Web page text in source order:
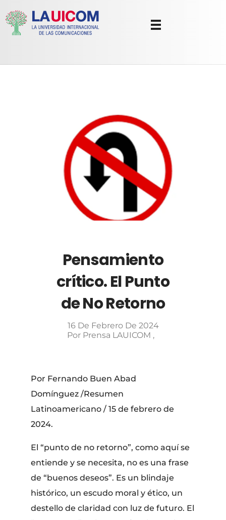
Pensamiento
crítico. El Punto
de No Retorno
16 De Febrero De 2024
Por Prensa LAUICOM
Por Fernando Buen Abad
Domínguez /Resumen
Latinoamericano / 15 de febrero de
2024.
El “punto de no retorno”, como aquí se
entiende y se necesita, no es una frase
de “buenos deseos”. Es un blindaje
histórico, un escudo moral y ético, un
destello de claridad con luz de futuro. El